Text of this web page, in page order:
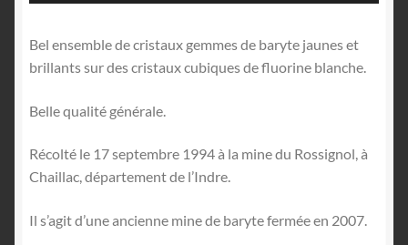
Bel ensemble de cristaux gemmes de baryte jaunes et
brillants sur des cristaux cubiques de fluorine blanche.
Belle qualité générale.
Récolté le 17 septembre 1994 à la mine du Rossignol, à
Chaillac, département de l’Indre.
Il s’agit d’une ancienne mine de baryte fermée en 2007.